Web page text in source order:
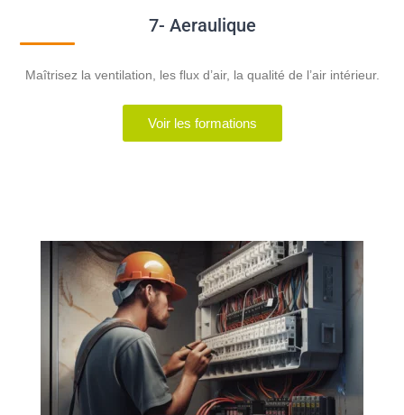
7- Aeraulique
Maîtrisez la ventilation, les flux d’air, la qualité de l’air intérieur.
Voir les formations